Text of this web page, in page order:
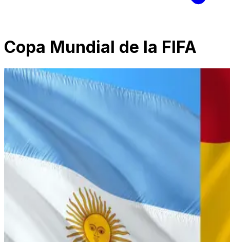
Copa Mundial de la FIFA